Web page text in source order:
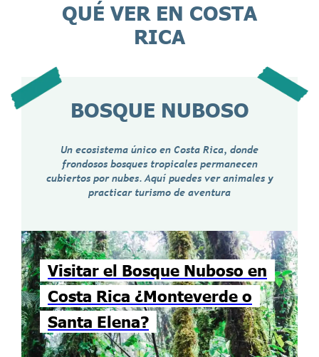
QUÉ VER EN COSTA
RICA
BOSQUE NUBOSO
Un ecosistema único en Costa Rica, donde
frondosos bosques tropicales permanecen
cubiertos por nubes. Aquí puedes ver animales y
practicar turismo de aventura
Visitar el Bosque Nuboso en
Costa Rica ¿Monteverde o
Santa Elena?